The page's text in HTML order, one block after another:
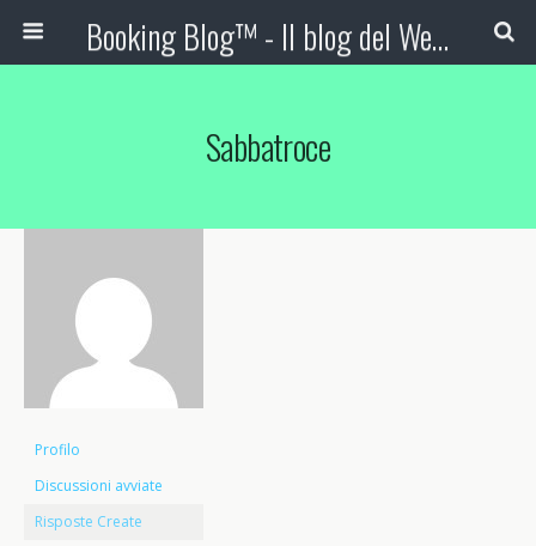
Booking Blog™ - Il blog del Web Marketing Turistico
Sabbatroce
Profilo
Discussioni avviate
Risposte Create